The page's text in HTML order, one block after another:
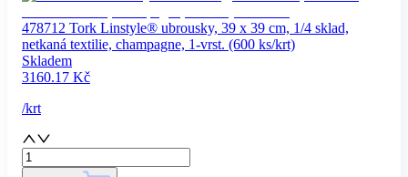
478712 Tork Linstyle® ubrousky, 39 x 39 cm, 1/4 sklad,
netkaná textilie, champagne, 1-vrst. (600 ks/krt)
Skladem
3160.17 Kč
/krt